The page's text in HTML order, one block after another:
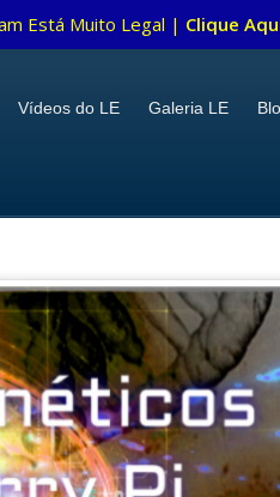
Vídeos do LE Galeria LE
Está Muito Legal | Clique